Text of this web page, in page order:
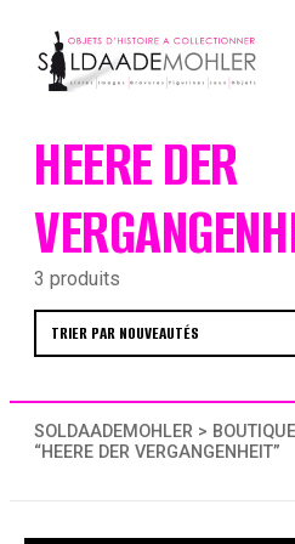
content
HEERE DER
3 produits
SOLDAADEMOHLER > BOUTIQUE
“HEERE DER VERGANGENHEIT”